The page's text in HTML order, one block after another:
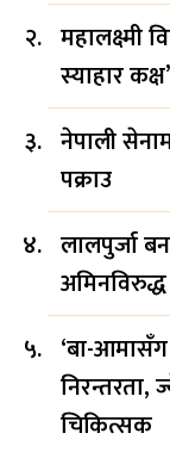
महालक्ष्मी
स्याहार
नेपाली
पक्राउ
लालपुर्जा
अमिनविरुद्ध
‘बा-
निरन्तरता,
चिकित्सक